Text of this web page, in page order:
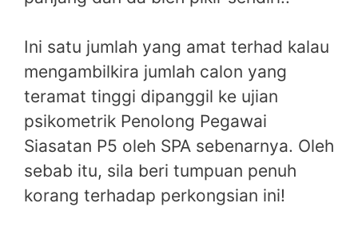
Ini satu jumlah yang amat terhad kalau
mengambilkira jumlah calon yang
teramat tinggi dipanggil ke ujian
psikometrik Penolong Pegawai
Siasatan P5 oleh SPA sebenarnya. Oleh
sebab itu, sila beri tumpuan penuh
korang terhadap perkongsian ini!